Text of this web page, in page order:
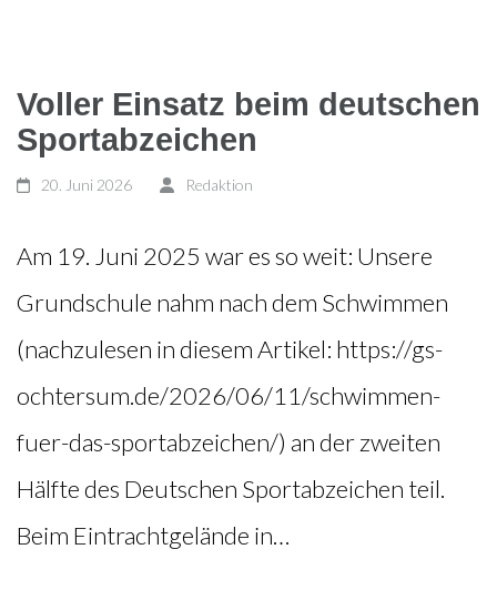
Voller Einsatz beim deutschen
Sportabzeichen
20. Juni 2026 Redaktion
Am 19. Juni 2025 war es so weit: Unsere
Grundschule nahm nach dem Schwimmen
(nachzulesen in diesem Artikel: https://gs-
ochtersum.de/2026/06/11/schwimmen-
fuer-das-sportabzeichen/) an der zweiten
Hälfte des Deutschen Sportabzeichen teil.
Beim Eintrachtgelände in…